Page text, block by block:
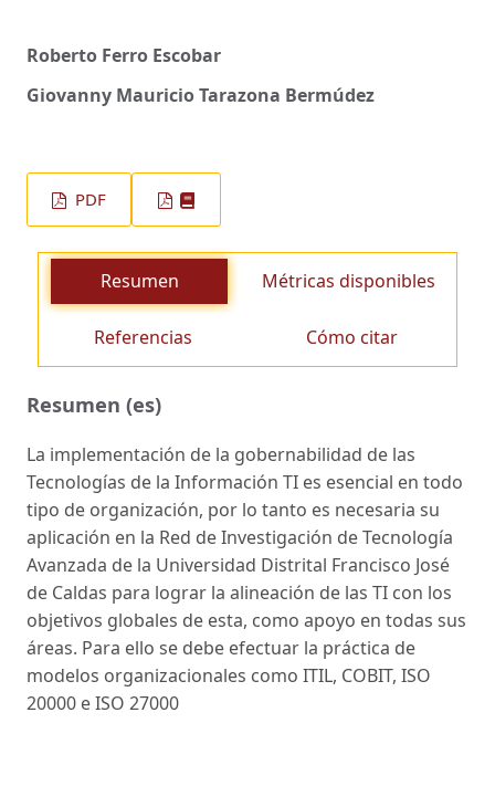
Roberto Ferro Escobar
Giovanny Mauricio Tarazona Bermúdez
PDF
Resumen Métricas disponibles
Referencias Cómo citar
Resumen (es)
La implementación de la gobernabilidad de las
Tecnologías de la Información TI es esencial en todo
tipo de organización, por lo tanto es necesaria su
aplicación en la Red de Investigación de Tecnología
Avanzada de la Universidad Distrital Francisco José
de Caldas para lograr la alineación de las TI con los
objetivos globales de esta, como apoyo en todas sus
áreas. Para ello se debe efectuar la práctica de
modelos organizacionales como ITIL, COBIT, ISO
20000 e ISO 27000